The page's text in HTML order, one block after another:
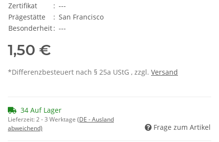
Zertifikat
: ---
Prägestätte
: San Francisco
Besonderheit: ---
1,50 €
*Differenzbesteuert nach § 25a UStG , zzgl. Versand
34 Auf Lager
Lieferzeit:2 - 3 Werktage (DE - Ausland
abweichend)
Frage zum Artikel